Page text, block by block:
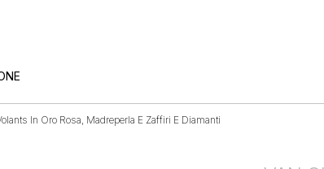
In Oro Rosa, Madreperla E Zaffiri E Diamanti